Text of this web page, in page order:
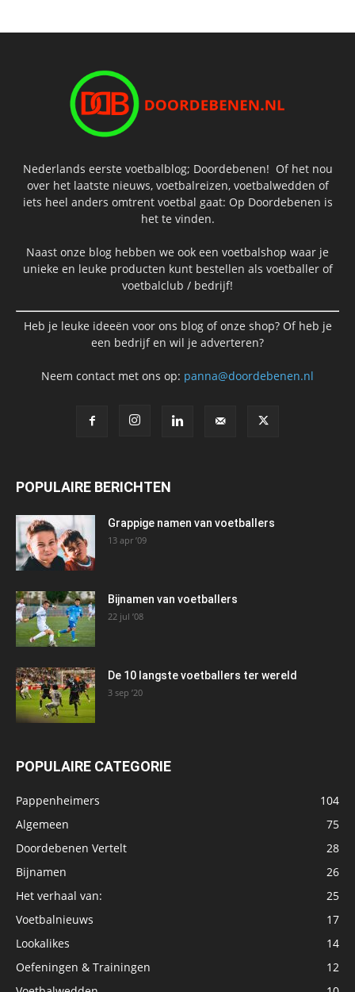
Nederlands eerste voetbalblog; Doordebenen! Of het nou
over het laatste nieuws, voetbalreizen, voetbalwedden of
iets heel anders omtrent voetbal gaat: Op Doordebenen is
het te vinden.
Naast onze blog hebben we ook een voetbalshop waar je
unieke en leuke producten kunt bestellen als voetballer of
voetbalclub / bedrijf!
Heb je leuke ideeën voor ons blog of onze shop? Of heb je
een bedrijf en wil je adverteren?
Neem contact met ons op: panna@doordebenen.nl
POPULAIRE BERICHTEN
Grappige namen van voetballers
13 apr ’09
Bijnamen van voetballers
22 jul ’08
De 10 langste voetballers ter wereld
3 sep ’20
POPULAIRE CATEGORIE
Pappenheimers
104
Algemeen
75
Doordebenen Vertelt
28
Bijnamen
26
Het verhaal van:
25
Voetbalnieuws
17
Lookalikes
14
Oefeningen & Trainingen
12